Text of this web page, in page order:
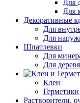
Для
Для
Декоративные
Для
Для
Шпатлевки
Для
Для
Клеи
Герметики
Растворители,